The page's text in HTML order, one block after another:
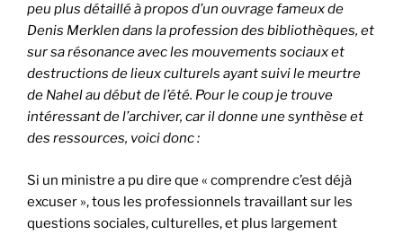
peu plus détaillé à propos d’un ouvrage fameux de
Denis Merklen dans la profession des bibliothèques, et
sur sa résonance avec les mouvements sociaux et
destructions de lieux culturels ayant suivi le meurtre
de Nahel au début de l’été. Pour le coup je trouve
intéressant de l’archiver, car il donne une synthèse et
des ressources, voici donc :
Si un ministre a pu dire que « comprendre c’est déjà
excuser », tous les professionnels travaillant sur les
questions sociales, culturelles, et plus largement